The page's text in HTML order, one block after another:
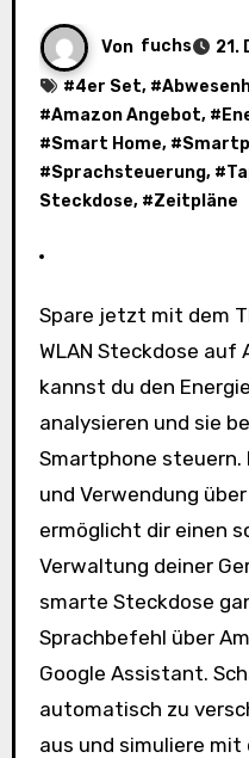
Von fuchs
21.
#4er Set, #
#Amazon Angebot, #
#Smart Home, #
#Sprachsteuerung, #
Steckdose, #Zeitpläne
Spare jetzt mit dem TP-Link Tapo P110 4er Set
WLAN Steckdose auf
kannst du den
analysieren und sie
Smartphone steuern.
und Verwendung
ermöglicht dir einen
Verwaltung deiner
smarte Steckdose
Sprachbefehl über
Google Assistant.
automatisch zu
aus und simuliere